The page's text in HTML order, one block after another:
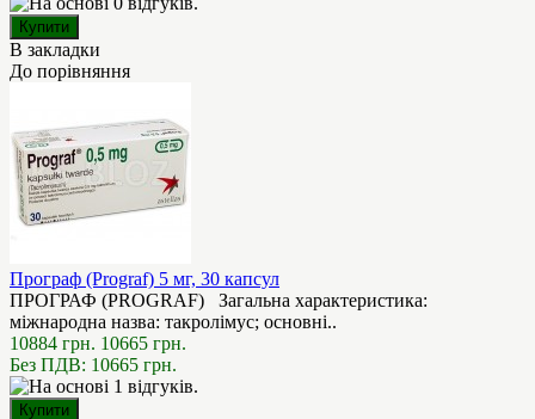
В закладки
До порівняння
Програф (Prograf) 5 мг, 30 капсул
ПРОГРАФ (PROGRAF) Загальна характеристика:
міжнародна назва: такролімус; основні..
10884 грн. 10665 грн.
Без ПДВ: 10665 грн.